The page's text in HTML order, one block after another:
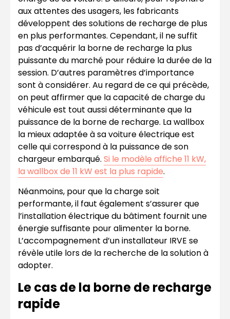
aux attentes des usagers, les fabricants
développent des solutions de recharge de plus
en plus performantes. Cependant, il ne suffit
pas d’acquérir la borne de recharge la plus
puissante du marché pour réduire la durée de la
session. D’autres paramètres d’importance
sont à considérer. Au regard de ce qui précède,
on peut affirmer que la capacité de charge du
véhicule est tout aussi déterminante que la
puissance de la borne de recharge. La wallbox
la mieux adaptée à sa voiture électrique est
celle qui correspond à la puissance de son
chargeur embarqué. Si le modèle affiche 11 kW,
la wallbox de 11 kW est la plus rapide.
Néanmoins, pour que la charge soit
performante, il faut également s’assurer que
l’installation électrique du bâtiment fournit une
énergie suffisante pour alimenter la borne.
L’accompagnement d’un installateur IRVE se
révèle utile lors de la recherche de la solution à
adopter.
Le cas de la borne de recharge
rapide